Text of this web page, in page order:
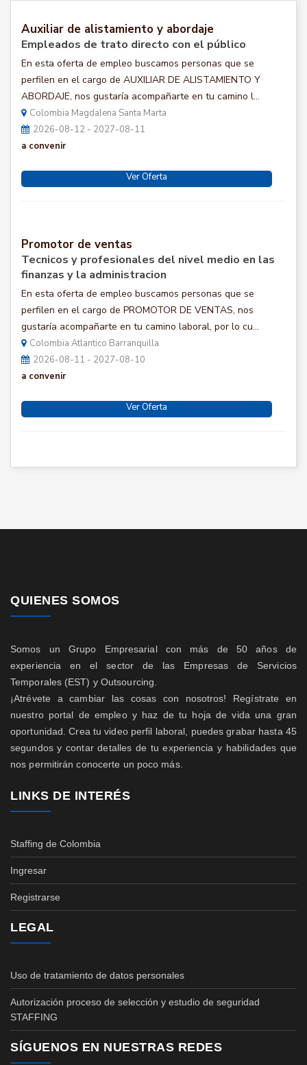
Auxiliar de alistamiento y abordaje
Empleados de trato directo con el público
En esta oferta de empleo buscamos personas que se
perfilen en el cargo de AUXILIAR DE ALISTAMIENTO Y
ABORDAJE, nos gustaría acompañarte en tu camino l...
Colombia Magdalena Santa Marta
2026-08-12 - 2027-08-11
a convenir
Ver Oferta
Promotor de ventas
Tecnicos y profesionales del nivel medio en las
finanzas y la administracion
En esta oferta de empleo buscamos personas que se
perfilen en el cargo de PROMOTOR DE VENTAS, nos
gustaría acompañarte en tu camino laboral, por lo cu...
Colombia Atlantico Barranquilla
2026-08-11 - 2027-08-10
a convenir
Ver Oferta
QUIENES SOMOS
Somos un Grupo Empresarial con más de 50 años de
experiencia en el sector de las Empresas de Servicios
Temporales (EST) y Outsourcing.
¡Atrévete a cambiar las cosas con nosotros! Regístrate en
nuestro portal de empleo y haz de tu hoja de vida una gran
oportunidad. Crea tu video perfil laboral, puedes grabar hasta 45
segundos y contar detalles de tu experiencia y habilidades que
nos permitirán conocerte un poco más.
LINKS DE INTERÉS
Staffing de Colombia
Ingresar
Registrarse
LEGAL
Uso de tratamiento de datos personales
Autorización proceso de selección y estudio de seguridad
STAFFING
SÍGUENOS EN NUESTRAS REDES